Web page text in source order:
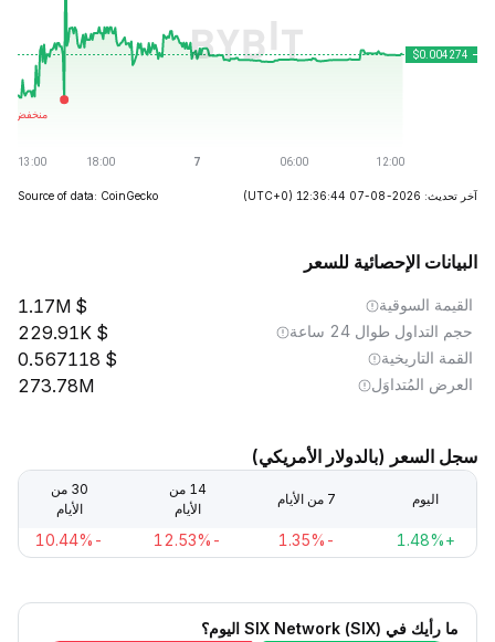
آخر تحديث: 2026-08-07 12:36:44 (UTC+0)
Source of data: CoinGecko
البيانات الإحصائية للسعر
القيمة السوقية 1.17M
حجم التداول طوال 24 ساعة 229.91K
القمة التاريخية 0.567118
العرض المُتداوَل 273.78M
سجل السعر (بالدولار الأمريكي)
اليوم 7 من الأيام
14 من
الأيام
30 من
الأيام
+1.48%
-1.35%
-12.53%
-10.44%
ما رأيك في SIX Network (SIX) اليوم؟